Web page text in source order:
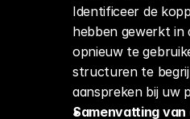
Identificeer de
hebben gewerkt in
opnieuw te
structuren te
aanspreken bij uw
Samenvatting van